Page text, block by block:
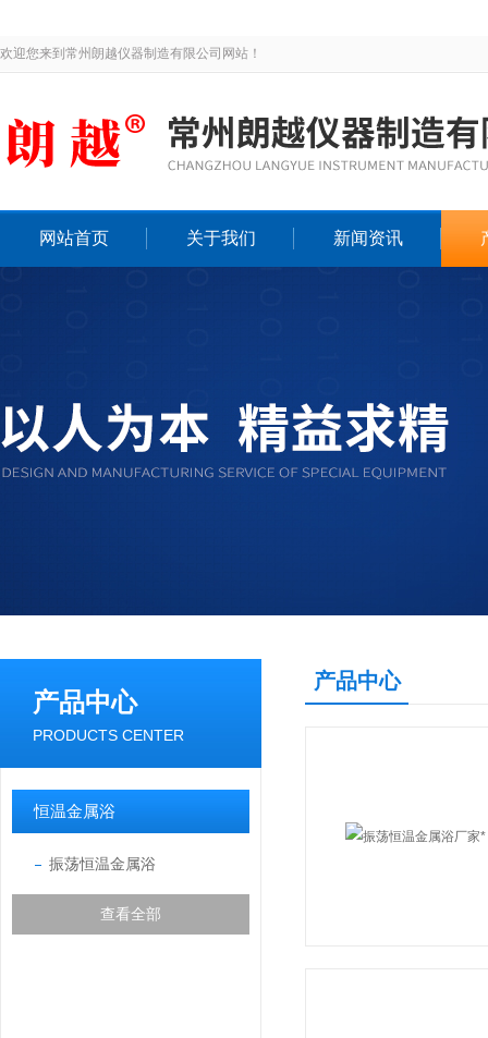
欢迎您来到常州朗越仪器制造有限公司网站！
网站首页 关于我们 新闻资讯
产品中心
PRODUCTS CENTER
恒温金属浴
振荡恒温金属浴
查看全部
产品中心